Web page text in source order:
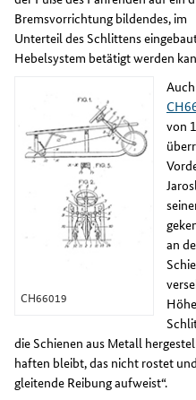
Bremsvorrichtung bildendes, im
Unterteil des Schlittens
Hebelsystem betätigt werden
CH66019
Auch
von
an
die Schienen aus Metall
haften bleibt, das nicht rostet
gleitende Reibung aufweist“.